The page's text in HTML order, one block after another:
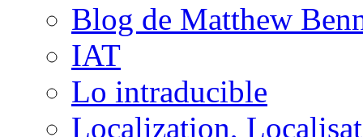
Blog de Matthew
IAT
Lo intraducible
Localization,